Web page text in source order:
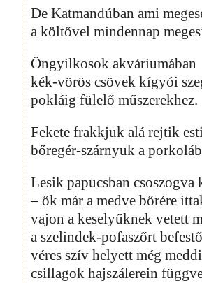
De Katmandúban ami
a költővel mindennap
Öngyilkosok akváriumában
kék-vörös csövek kígyói
pokláig fülelő műszerekhez.
Fekete frakkjuk alá rejtik
bőregér-szárnyuk a
Lesik papucsban csoszogva
– ők már a medve bőrére
vajon a keselyűknek vetett
a szelindek-pofaszőrt befestő
véres szív helyett még
csillagok hajszálerein